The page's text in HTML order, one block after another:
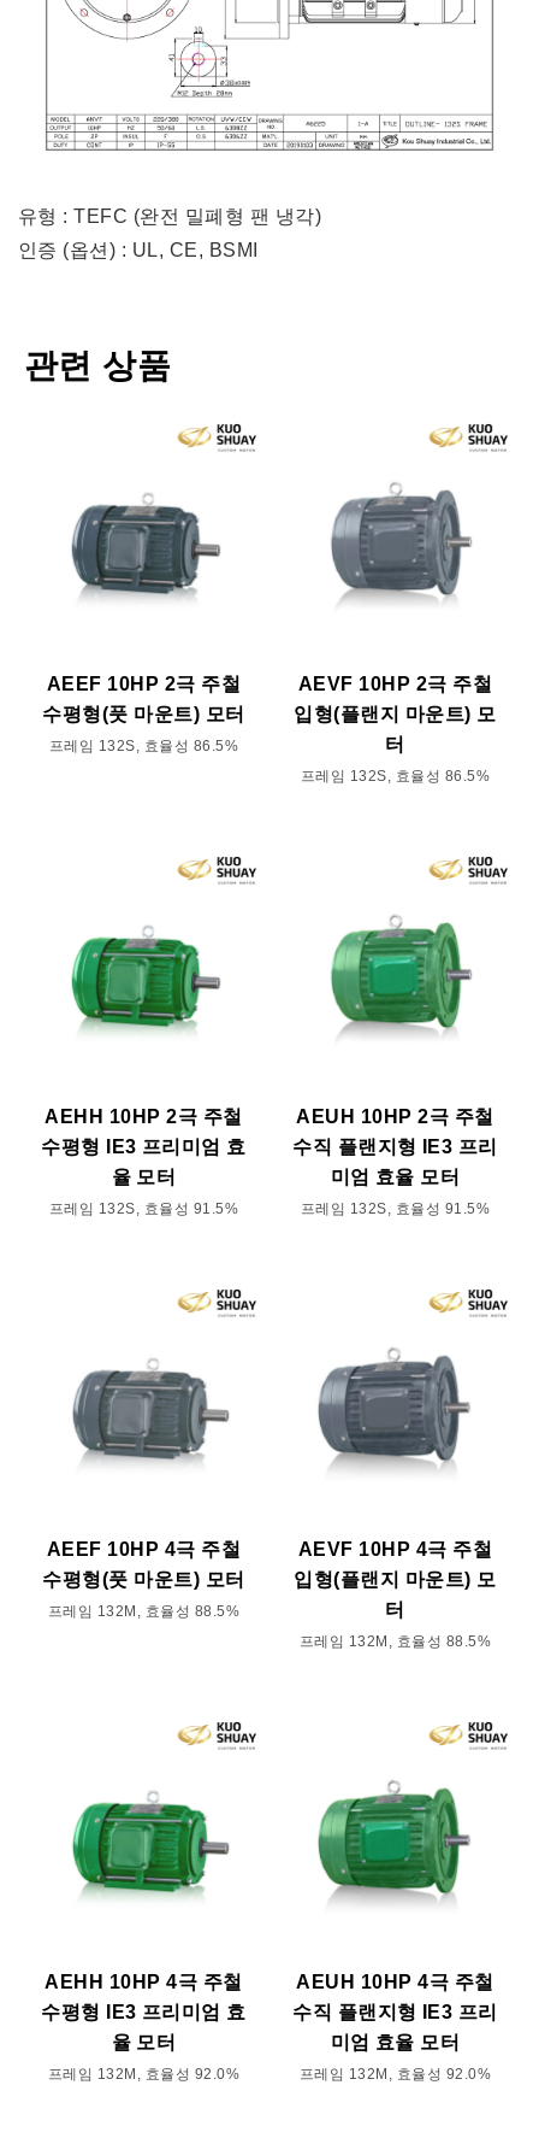
유형 : TEFC (완전 밀폐형 팬 냉각)
인증 (옵션) : UL, CE, BSMI
관련 상품
AEEF 10HP 2극 주철
수평형(풋 마운트) 모터
프레임 132S, 효율성 86.5%
AEVF 10HP 2극 주철
입형(플랜지 마운트) 모
터
프레임 132S, 효율성 86.5%
AEHH 10HP 2극 주철
수평형 IE3 프리미엄 효
율 모터
프레임 132S, 효율성 91.5%
AEUH 10HP 2극 주철
수직 플랜지형 IE3 프리
미엄 효율 모터
프레임 132S, 효율성 91.5%
AEEF 10HP 4극 주철
수평형(풋 마운트) 모터
프레임 132M, 효율성 88.5%
AEVF 10HP 4극 주철
입형(플랜지 마운트) 모
터
프레임 132M, 효율성 88.5%
AEHH 10HP 4극 주철
수평형 IE3 프리미엄 효
율 모터
프레임 132M, 효율성 92.0%
AEUH 10HP 4극 주철
수직 플랜지형 IE3 프리
미엄 효율 모터
프레임 132M, 효율성 92.0%